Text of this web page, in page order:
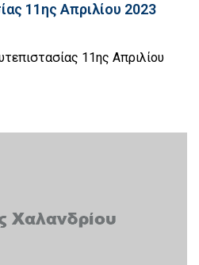
11ης Απριλίου 2023
11ης Απριλίου